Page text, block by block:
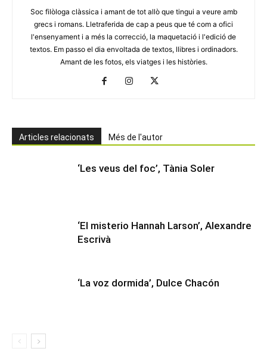
Soc filòloga clàssica i amant de tot allò que tingui a veure amb
grecs i romans. Lletraferida de cap a peus que té com a ofici
l'ensenyament i a més la correcció, la maquetació i l'edició de
textos. Em passo el dia envoltada de textos, llibres i ordinadors.
Amant de les fotos, els viatges i les històries.
Articles relacionats Més de l'autor
‘Les veus del foc’, Tània Soler
‘El misterio Hannah Larson’, Alexandre
Escrivà
‘La voz dormida’, Dulce Chacón